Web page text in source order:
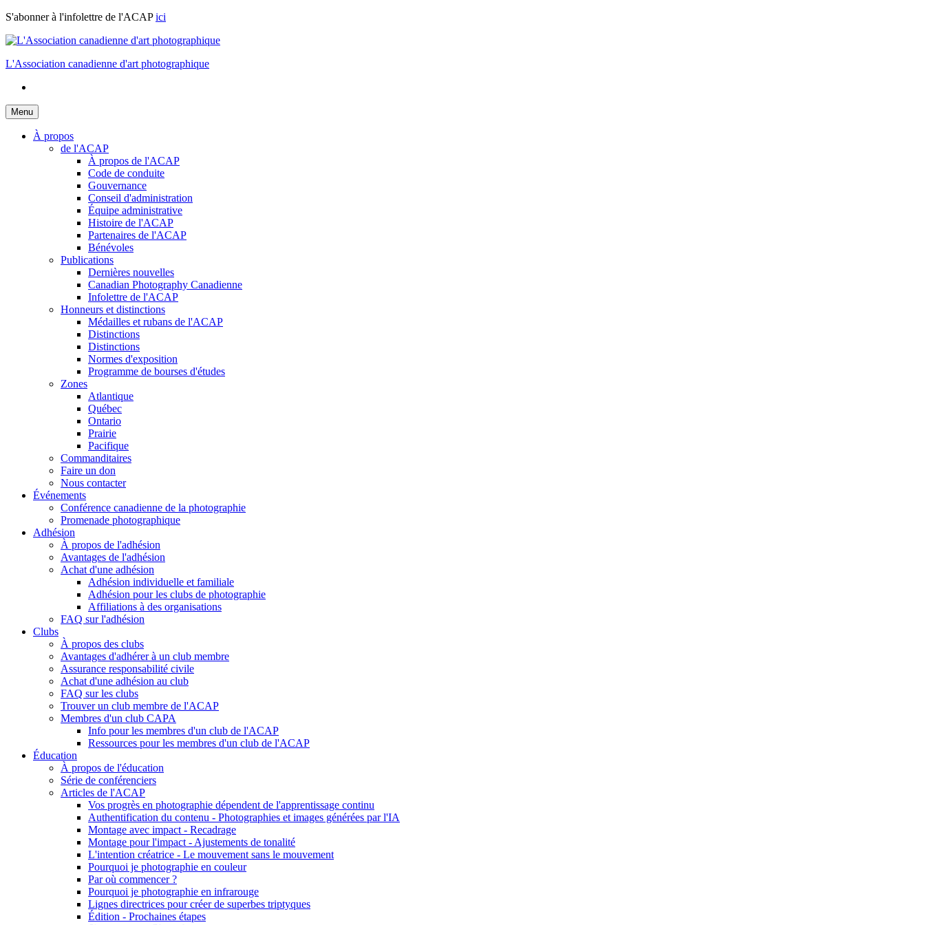
Skip
content
S'abonner à l'infolettre de l'ACAPici
L'Association canadienne d'art photographique
Menu
À propos
de l'ACAP
À propos de l'ACAP
Code de conduite
Gouvernance
Conseil d'administration
Équipe administrative
Histoire de l'ACAP
Partenaires de l'ACAP
Bénévoles
Publications
Dernières nouvelles
Canadian Photography Canadienne
Infolettre de l'ACAP
Honneurs et distinctions
Médailles et rubans de l'ACAP
Distinctions
Distinctions
Normes d'exposition
Programme de bourses d'études
Zones
Atlantique
Québec
Ontario
Prairie
Pacifique
Commanditaires
Faire un don
Nous contacter
Événements
Conférence canadienne de la photographie
Promenade photographique
Adhésion
À propos de l'adhésion
Avantages de l'adhésion
Achat d'une adhésion
Adhésion individuelle et familiale
Adhésion pour les clubs de photographie
Affiliations à des organisations
FAQ sur l'adhésion
Clubs
À propos des clubs
Avantages d'adhérer à un club membre
Assurance responsabilité civile
Achat d'une adhésion au club
FAQ sur les clubs
Trouver un club membre de l'ACAP
Membres d'un club CAPA
Info pour les membres d'un club de l'ACAP
Ressources pour les membres d'un club de l'ACAP
Éducation
À propos de l'éducation
Série de conférenciers
Articles de l'ACAP
Vos progrès en photographie dépendent de l'apprentissage continu
Authentification du contenu - Photographies et images générées par l'IA
Montage avec impact - Recadrage
Montage pour l'impact - Ajustements de tonalité
L'intention créatrice - Le mouvement sans le mouvement
Pourquoi je photographie en couleur
Par où commencer ?
Pourquoi je photographie en infrarouge
Lignes directrices pour créer de superbes triptyques
Édition - Prochaines étapes